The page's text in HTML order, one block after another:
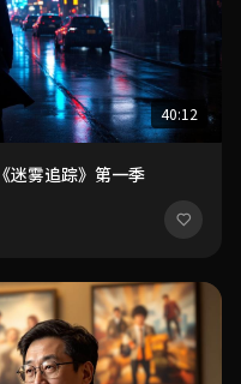
40:12
迷雾追踪》第一季